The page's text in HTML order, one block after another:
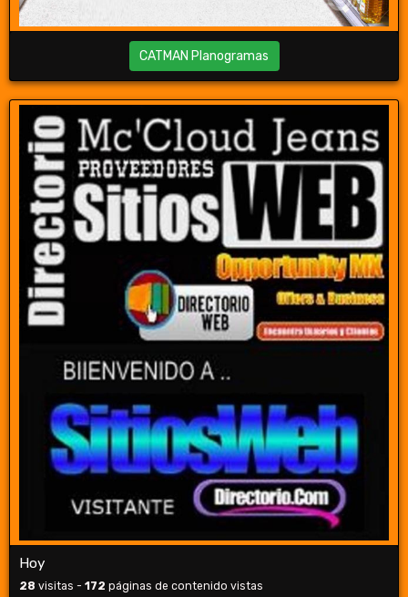
CATMAN Planogramas
Hoy
28 visitas - 172 páginas de contenido vistas